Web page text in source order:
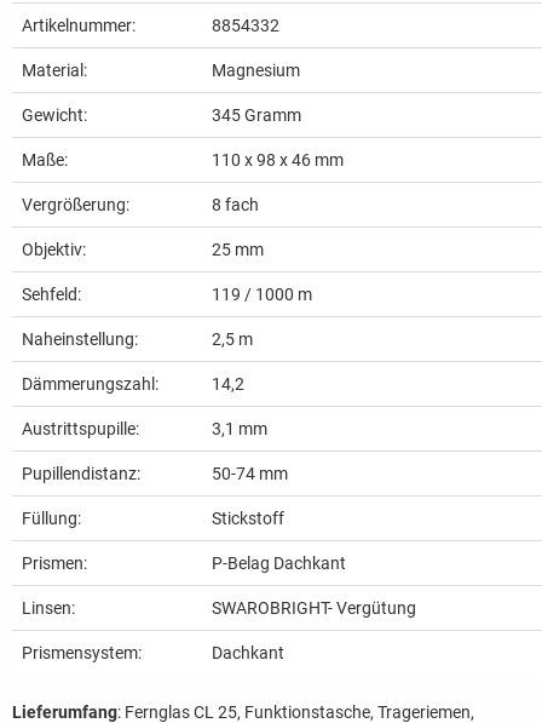
Artikelnummer: 8854332
Material: Magnesium
Gewicht: 345Gramm
Maße: 110 x 98 x 46 mm
Vergrößerung: 8 fach
Objektiv: 25 mm
Sehfeld: 119 / 1000 m
Naheinstellung: 2,5 m
Dämmerungszahl: 14,2
Austrittspupille: 3,1 mm
Pupillendistanz: 50-74 mm
Füllung: Stickstoff
Prismen: P-Belag Dachkant
Linsen: SWAROBRIGHT- Vergütung
Prismensystem: Dachkant
Lieferumfang: Fernglas CL 25, Funktionstasche, Trageriemen,